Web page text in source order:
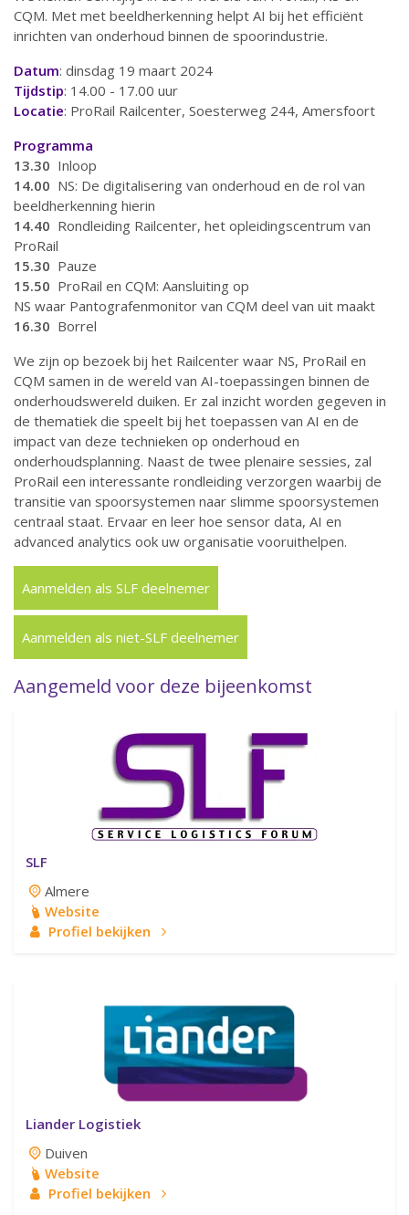
CQM. Met met beeldherkenning helpt AI bij het efficiënt
inrichten van onderhoud binnen de spoorindustrie.
Datum: dinsdag 19 maart 2024
Tijdstip: 14.00 - 17.00 uur
Locatie: ProRail Railcenter, Soesterweg 244, Amersfoort
Programma
13.30 Inloop
14.00 NS: De digitalisering van onderhoud en de rol van
beeldherkenning hierin
14.40 Rondleiding Railcenter, het opleidingscentrum van
ProRail
15.30 Pauze
15.50 ProRail en CQM: Aansluiting op
NS waar Pantografenmonitor van CQM deel van uit maakt
16.30 Borrel
We zijn op bezoek bij het Railcenter waar NS, ProRail en
CQM samen in de wereld van AI-toepassingen binnen de
onderhoudswereld duiken. Er zal inzicht worden gegeven in
de thematiek die speelt bij het toepassen van AI en de
impact van deze technieken op onderhoud en
onderhoudsplanning. Naast de twee plenaire sessies, zal
ProRail een interessante rondleiding verzorgen waarbij de
transitie van spoorsystemen naar slimme spoorsystemen
centraal staat. Ervaar en leer hoe sensor data, AI en
advanced analytics ook uw organisatie vooruithelpen.
Aanmelden als SLF deelnemer
Aanmelden als niet-SLF deelnemer
Aangemeld voor deze bijeenkomst
SLF
Almere
Website
Profiel bekijken
Liander Logistiek
Duiven
Website
Profiel bekijken